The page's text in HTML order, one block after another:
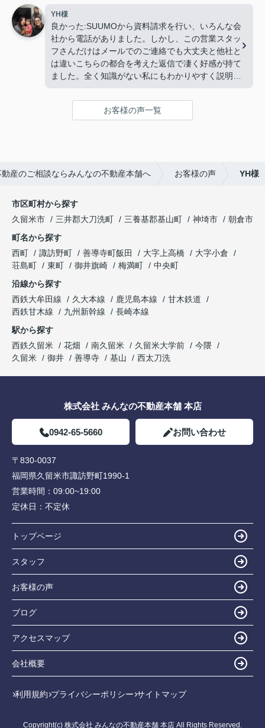
ありがとうございました。
YH様
良かった:SUUMOから資料請求を行い、いろんな会
社から電話がありました。しかし、この営業スタッ
フさんだけはメールでのご連絡でも大丈夫と他社と
は違いこちらの都合を考えた返信で凄く好感が持て
ました。全く知識がない私にもわかりやすく説明し
いてくださりこちらを選んで良かったと思いまし
た。物件を案内していただいた営業スタッフさんに
お客様の声一覧
産のご相談ならみんなの不動産本舗へ お客様の声 YH様
市区町村から探す
久留米市
三井郡大刀洗町 三養基郡基山町 神埼市
朝倉市
町名から探す
西町
諏訪野町 善導寺町飯田 大字上高橋
大字小倉
荘島町
東町 御井旗崎 梅満町
中央町
沿線から探す
西鉄大牟田線
久大本線 鹿児島本線
甘木鉄道
西鉄甘木線
九州新幹線
長崎本線
駅から探す
西鉄久留米
花畑 南久留米 久留米大学前
今隈
久留米
御井 善導寺 基山 西太刀洗
株式会社 みんなの不動産本舗 本店
0942-65-5660 お問い合わせ
〒830-0037
福岡県久留米市諏訪野町1990-1
営業時間： 09:00~19:00
定休日： 不定休
トップページ
スタッフ
お客様の声
ブログ
アクセスマップ
会社概要
利用規約 プライバシーポリシー サイトマップ
Copyright(c) 株式会社 みんなの不動産本舗 本店 All Rights Reserved.